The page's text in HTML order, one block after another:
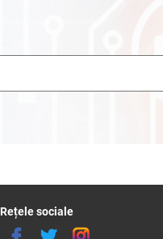
Rețele sociale